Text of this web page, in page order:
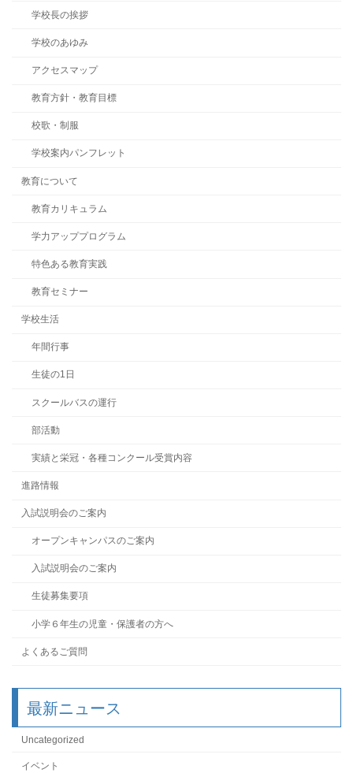
学校長の挨拶
学校のあゆみ
アクセスマップ
教育方針・教育目標
校歌・制服
学校案内パンフレット
教育について
教育カリキュラム
学力アッププログラム
特色ある教育実践
教育セミナー
学校生活
年間行事
生徒の1日
スクールバスの運行
部活動
実績と栄冠・各種コンクール受賞内容
進路情報
入試説明会のご案内
オープンキャンパスのご案内
入試説明会のご案内
生徒募集要項
小学６年生の児童・保護者の方へ
よくあるご質問
最新ニュース
Uncategorized
イベント